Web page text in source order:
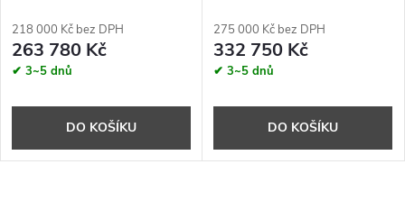
218 000 Kč bez DPH
263 780 Kč
✔ 3~5 dnů
DO KOŠÍKU
275 000 Kč bez DPH
332 750 Kč
✔ 3~5 dnů
DO KOŠÍKU